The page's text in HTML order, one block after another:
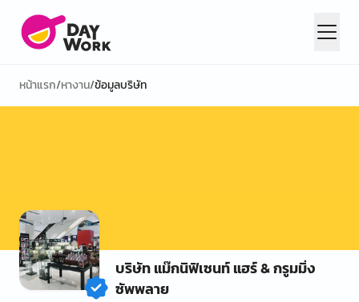
หน้าแรก/หางาน/ข้อมูลบริษัท
บริษัท แม๊กนิฟิเซนท์ แฮร์ & กรูมมิ่ง
ซัพพลาย